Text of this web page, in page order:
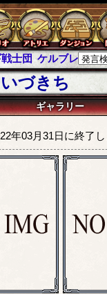
士団 ケルブレ ケル
いづきち
ギャラリー
年03月31日に終了し